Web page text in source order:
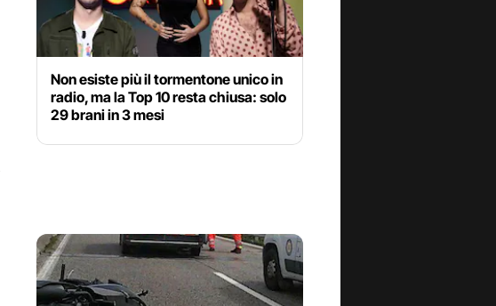
Non esiste più il tormentone unico in
radio, ma la Top 10 resta chiusa: solo
29 brani in 3 mesi